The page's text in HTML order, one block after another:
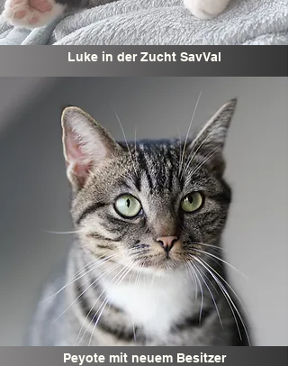
Peyote mit neuem Besitzer
Luke in der Zucht SavVal